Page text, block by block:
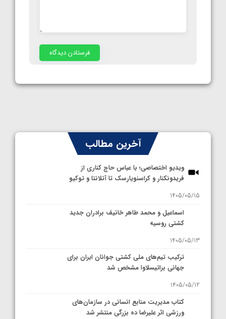
آخرین مطالب
ویدیو اختصاصی؛ با عباس حاج کناری از
فریدونکنار و کراسنویارسک تا آتلانتا و توکیو
1405/05/15
اسماعیل و محمد طاهر خانیف برادران جدید
کشتی روسیه
1405/05/13
ترکیب تیم‌های ملی کشتی جوانان ایران برای
جهانی براتیسلاوا مشخص شد
1405/05/12
کتاب مدیریت منابع انسانی در سازمان‌های
ورزشی اثر علیرضا ده بزرگی منتشر شد